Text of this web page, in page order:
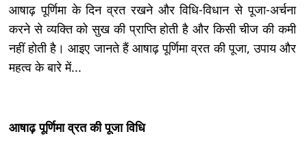
आषाढ़ पूर्णिमा के दिन व्रत रखने और विधि-विधान से पूजा-अर्चना
करने से व्यक्ति को सुख की प्राप्ति होती है और किसी चीज की कमी
नहीं होती है। आइए जानते हैं आषाढ़ पूर्णिमा व्रत की पूजा, उपाय और
महत्व के बारे में...
आषाढ़ पूर्णिमा व्रत की पूजा विधि